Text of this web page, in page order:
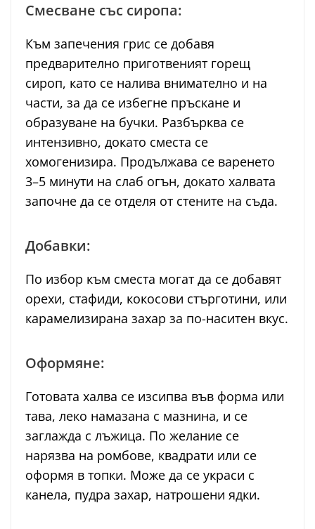
Смесване със сиропа:
Към запечения грис се добавя
предварително приготвеният горещ
сироп, като се налива внимателно и на
части, за да се избегне пръскане и
образуване на бучки. Разбърква се
интензивно, докато сместа се
хомогенизира. Продължава се варенето
3–5 минути на слаб огън, докато халвата
започне да се отделя от стените на съда.
Добавки:
По избор към сместа могат да се добавят
орехи, стафиди, кокосови стърготини, или
карамелизирана захар за по-наситен вкус.
Оформяне:
Готовата халва се изсипва във форма или
тава, леко намазана с мазнина, и се
заглажда с лъжица. По желание се
нарязва на ромбове, квадрати или се
оформя в топки. Може да се украси с
канела, пудра захар, натрошени ядки.